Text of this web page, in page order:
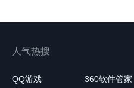
14.娅米：
格斗】未
15.弗莉德
人气热搜
QQ游戏 360软件管家